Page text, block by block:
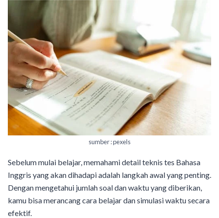
sumber : pexels
Sebelum mulai belajar, memahami detail teknis tes Bahasa
Inggris yang akan dihadapi adalah langkah awal yang penting.
Dengan mengetahui jumlah soal dan waktu yang diberikan,
kamu bisa merancang cara belajar dan simulasi waktu secara
efektif.